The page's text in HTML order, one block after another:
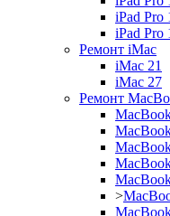
iPad Pro
iPad Pro
Ремонт iMac
iMac 21
iMac 27
Ремонт
>